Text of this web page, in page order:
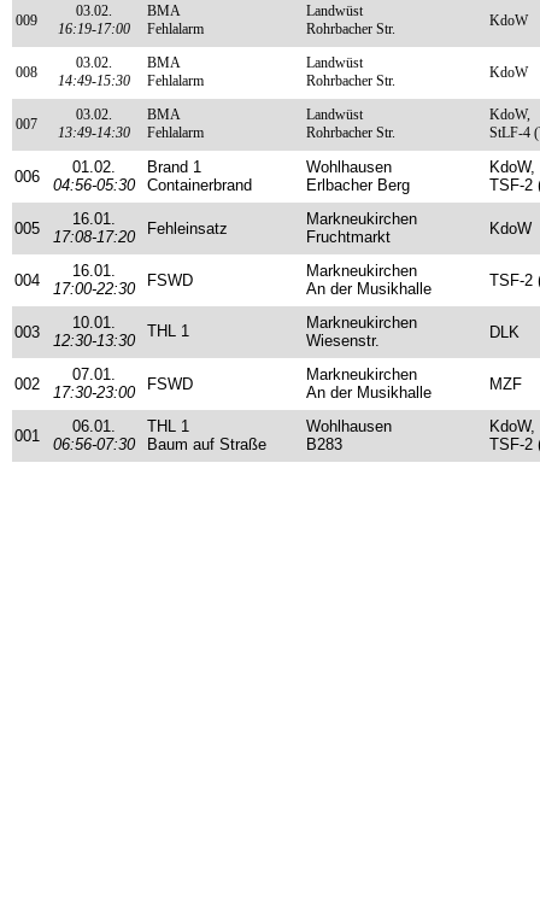
009
03.02.
16:19-17:00
BMA
Fehlalarm
Landwüst
Rohrbacher Str.
KdoW
008
03.02.
14:49-15:30
BMA
Fehlalarm
Landwüst
Rohrbacher Str.
KdoW
007
03.02.
13:49-14:30
BMA
Fehlalarm
Landwüst
Rohrbacher Str.
KdoW,
StLF-4
006
01.02.
04:56-05:30
Brand 1
Containerbrand
Wohlhausen
Erlbacher Berg
TSF-2
005
16.01.
17:08-17:20
Fehleinsatz
Markneukirchen
Fruchtmarkt
KdoW
004
16.01.
17:00-22:30
FSWD
Markneukirchen
An der Musikhalle
TSF-2
003
10.01.
12:30-13:30
THL 1
Markneukirchen
Wiesenstr.
DLK
002
07.01.
17:30-23:00
FSWD
Markneukirchen
An der Musikhalle
MZF
001
06.01.
06:56-07:30
THL 1
Baum auf Straße
Wohlhausen
B283
KdoW,
TSF-2